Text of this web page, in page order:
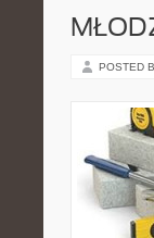
POSTED